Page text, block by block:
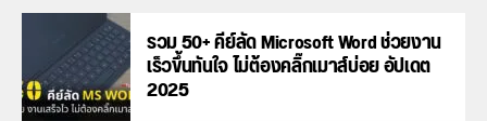
รวม 50+ คีย์ลัด Microsoft Word ช่วยงาน
เร็วขึ้นทันใจ ไม่ต้องคลิ๊กเมาส์บ่อย อัปเดต
2025